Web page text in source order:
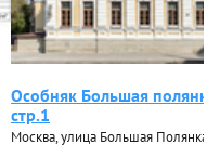
Особняк Большая
стр.1
Москва, улица Большая Полянка,